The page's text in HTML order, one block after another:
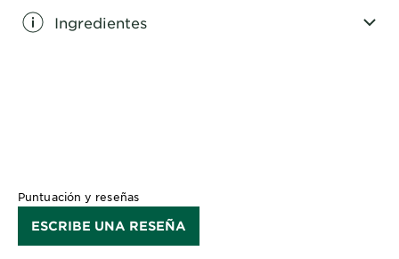
Ingredientes
Puntuación y reseñas
ESCRIBE UNA RESEÑA